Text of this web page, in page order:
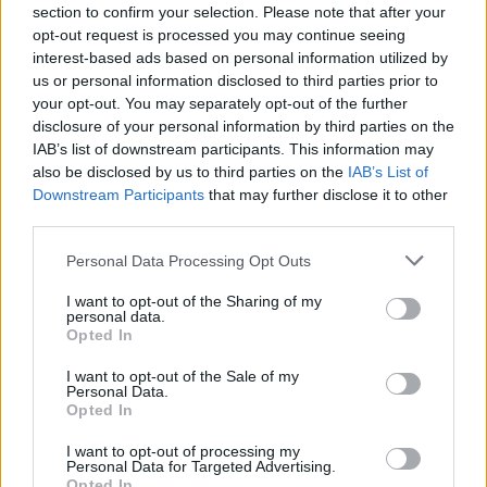
section to confirm your selection. Please note that after your
opt-out request is processed you may continue seeing
interest-based ads based on personal information utilized by
us or personal information disclosed to third parties prior to
your opt-out. You may separately opt-out of the further
disclosure of your personal information by third parties on the
IAB’s list of downstream participants. This information may
also be disclosed by us to third parties on the IAB’s List of
Downstream Participants that may further disclose it to other
Personal Data Processing Opt Outs
I want to opt-out of the Sharing of my
personal data.
Opted In
I want to opt-out of the Sale of my
Personal Data.
Opted In
I want to opt-out of processing my
Personal Data for Targeted Advertising.
ΔΕΙΤΕ ΕΠΙΣΗΣ
ΣΤΗΝ ΙΔΙΑ ΚΑΤΗΓΟΡΙΑ
Ιωάννα Τούνη: «Έβγαλα όλο το
βράδυ στο νοσοκομείο με ορούς
και αντιβιώσεις»
δηλητηρίαση και μοιράστηκε με τους
followers της στο Instagram τις δύσκολες
Ατύχημα για τον Ιβάν Σβιτάιλο
στην Κέρκυρα: «Θα σηκωθώ πιο
Ο ηθοποιός και χορευτής μοιράστηκε